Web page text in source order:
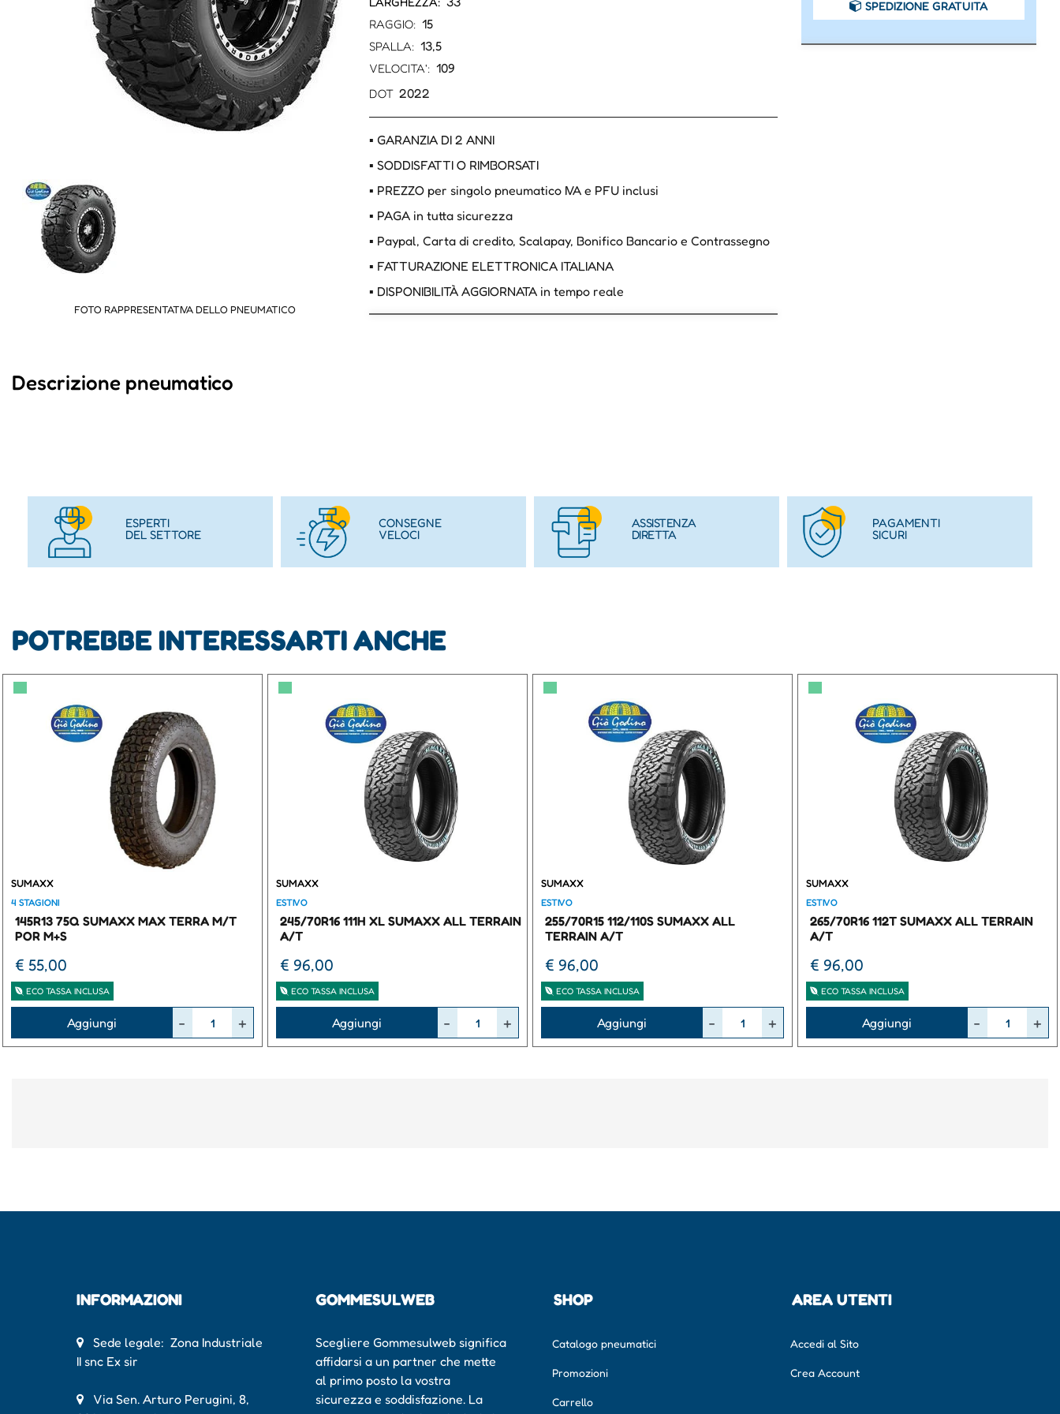
FOTO RAPPRESENTATIVA DELLO PNEUMATICO
RAGGIO: 15
SPALLA: 13,5
VELOCITA': 109
DOT 2022
▪ GARANZIA DI 2 ANNI
▪ SODDISFATTI O RIMBORSATI
▪ PREZZO per singolo pneumatico IVA e PFU inclusi
▪ PAGA in tutta sicurezza
▪ Paypal, Carta di credito, Scalapay, Bonifico Bancario e Contrassegno
▪ FATTURAZIONE ELETTRONICA ITALIANA
▪ DISPONIBILITÀ AGGIORNATA in tempo reale
SPEDIZIONE GRATUITA
Descrizione pneumatico
ESPERTI
DEL SETTORE
CONSEGNE
VELOCI
ASSISTENZA
DIRETTA
PAGAMENTI
SICURI
POTREBBE INTERESSARTI ANCHE
▀
SUMAXX
4 STAGIONI
145R13 75Q SUMAXX MAX TERRA M/T
POR M+S
€ 55,00
ECO TASSA INCLUSA
Aggiungi
▀
SUMAXX
ESTIVO
245/70R16 111H XL SUMAXX ALL TERRAIN
A/T
€ 96,00
ECO TASSA INCLUSA
Aggiungi
▀
SUMAXX
ESTIVO
255/70R15 112/110S SUMAXX ALL
TERRAIN A/T
€ 96,00
ECO TASSA INCLUSA
Aggiungi
▀
SUMAXX
ESTIVO
265/70R16 112T SUMAXX ALL TERRAIN
A/T
€ 96,00
ECO TASSA INCLUSA
Aggiungi
INFORMAZIONI
Sede legale: Zona Industriale
II snc Ex sir
Via Sen. Arturo Perugini, 8,
GOMMESULWEB
Scegliere Gommesulweb significa
affidarsi a un partner che mette
al primo posto la vostra
sicurezza e soddisfazione. La
SHOP
Catalogo pneumatici
Promozioni
Carrello
AREA UTENTI
Accedi al Sito
Crea Account